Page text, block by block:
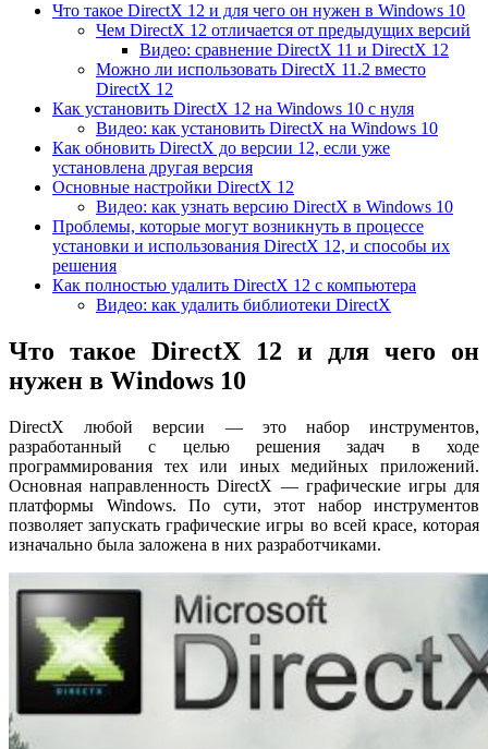
Что такое DirectX 12 и для чего он нужен в Windows 10
Чем DirectX 12 отличается от предыдущих версий
Видео: сравнение DirectX 11 и DirectX 12
Можно ли использовать DirectX 11.2 вместо
DirectX 12
Как установить DirectX 12 на Windows 10 с нуля
Видео: как установить DirectX на Windows 10
Как обновить DirectX до версии 12, если уже
установлена другая версия
Основные настройки DirectX 12
Видео: как узнать версию DirectX в Windows 10
Проблемы, которые могут возникнуть в процессе
установки и использования DirectX 12, и способы их
решения
Как полностью удалить DirectX 12 с компьютера
Видео: как удалить библиотеки DirectX
Что такое DirectX 12 и для чего он
нужен в Windows 10
DirectX любой версии — это набор инструментов,
разработанный с целью решения задач в ходе
программирования тех или иных медийных приложений.
Основная направленность DirectX — графические игры для
платформы Windows. По сути, этот набор инструментов
позволяет запускать графические игры во всей красе, которая
изначально была заложена в них разработчиками.